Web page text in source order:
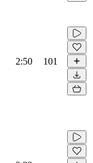
2:50 101